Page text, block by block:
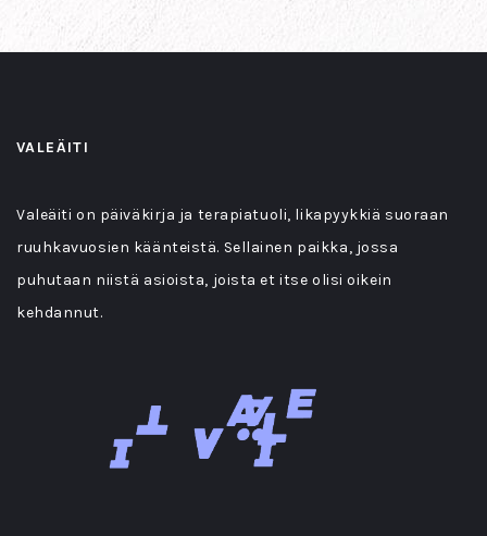
VALEÄITI
Valeäiti on päiväkirja ja terapiatuoli, likapyykkiä suoraan
ruuhkavuosien käänteistä. Sellainen paikka, jossa
puhutaan niistä asioista, joista et itse olisi oikein
kehdannut.